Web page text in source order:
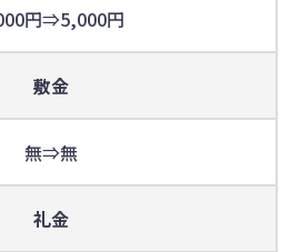
円⇒5,000円
敷金
無⇒無
礼金